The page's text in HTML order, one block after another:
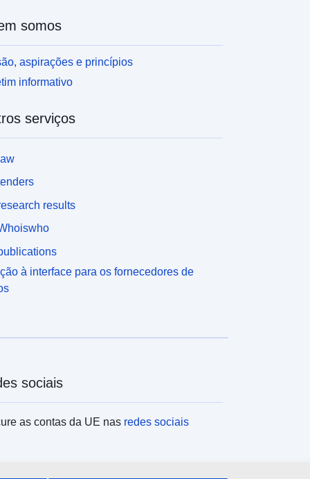
somos
aspirações e princípios
informativo
serviços
results
à interface para os fornecedores de
sociais
as contas da UE nas redes sociais